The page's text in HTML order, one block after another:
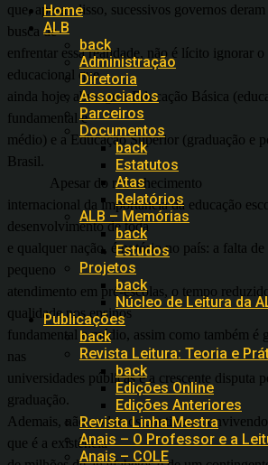
Home
ALB
back
Administração
Diretoria
Associados
Parceiros
Documentos
back
Estatutos
Atas
Relatórios
ALB – Memórias
back
Estudos
Projetos
back
Núcleo de Leitura da
Publicações
back
Revista Leitura: Teoria e
back
Edições Online
Edições Anteriores
Revista Linha Mestra
Anais – O Professor e a
Anais – COLE
que, apesar disso, sucessivos governos
busca de
enfrentar essa realidade, não é lícito ignorar
educacional que,
ainda hoje, abrange a Educação Básica
fundamental e
médio) e a Educação Superior (graduação e
Brasil.
Apesar do reconhecimento
internacional da importância da educação
desenvolvimento de toda
e qualquer nação, é notório no país: a falta de
pequeno
atendimento em pré-escolas, o tempo
qualidade nos ensinos
fundamental e médio, assim como também é
nas
universidades públicas e a crescente disputa
graduação.
Ademais, não podemos continuar
que é a existência